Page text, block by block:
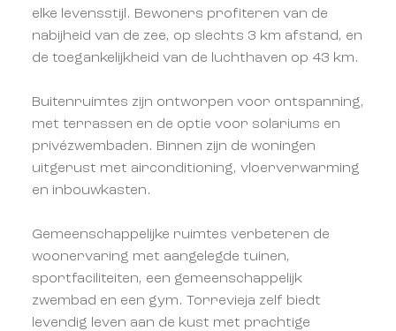
elke levensstijl. Bewoners profiteren van de
nabijheid van de zee, op slechts 3 km afstand, en
de toegankelijkheid van de luchthaven op 43 km.
Buitenruimtes zijn ontworpen voor ontspanning,
met terrassen en de optie voor solariums en
privézwembaden. Binnen zijn de woningen
uitgerust met airconditioning, vloerverwarming
en inbouwkasten.
Gemeenschappelijke ruimtes verbeteren de
woonervaring met aangelegde tuinen,
sportfaciliteiten, een gemeenschappelijk
zwembad en een gym. Torrevieja zelf biedt
levendig leven aan de kust met prachtige